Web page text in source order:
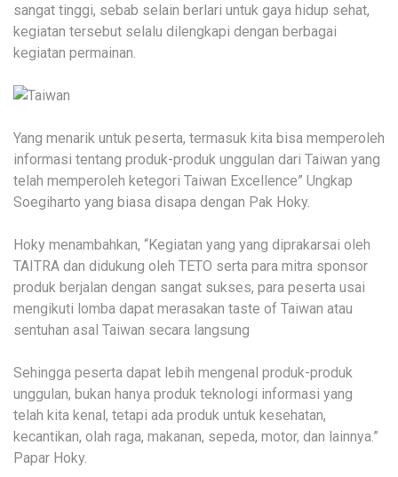
sangat tinggi, sebab selain berlari untuk gaya hidup sehat,
kegiatan tersebut selalu dilengkapi dengan berbagai
kegiatan permainan.
Yang menarik untuk peserta, termasuk kita bisa memperoleh
informasi tentang produk-produk unggulan dari Taiwan yang
telah memperoleh ketegori Taiwan Excellence” Ungkap
Soegiharto yang biasa disapa dengan Pak Hoky.
Hoky menambahkan, “Kegiatan yang yang diprakarsai oleh
TAITRA dan didukung oleh TETO serta para mitra sponsor
produk berjalan dengan sangat sukses, para peserta usai
mengikuti lomba dapat merasakan taste of Taiwan atau
sentuhan asal Taiwan secara langsung
Sehingga peserta dapat lebih mengenal produk-produk
unggulan, bukan hanya produk teknologi informasi yang
telah kita kenal, tetapi ada produk untuk kesehatan,
kecantikan, olah raga, makanan, sepeda, motor, dan lainnya.”
Papar Hoky.